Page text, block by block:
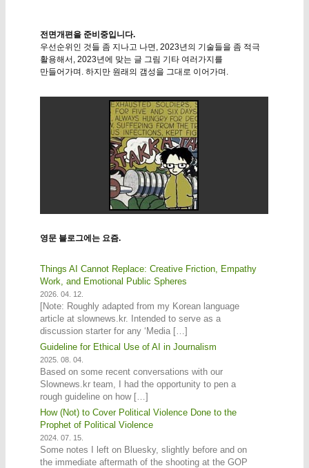
전면개편을 준비중입니다.
우선순위인 것들 좀 지나고 나면, 2023년의 기술들을 좀 적극
활용해서, 2023년에 맞는 글 그림 기타 여러가지를
만들어가며. 하지만 원래의 갬성을 그대로 이어가며.
영문 블로그에는 요즘.
Things AI Cannot Replace: Creative Friction, Empathy
Work, and Emotional Public Spheres
2026. 04. 12.
[Note: Roughly adapted from my Korean language
article at slownews.kr. Intended to serve as a
discussion starter for any ‘Media […]
Guideline for Ethical Use of AI in Journalism
2025. 08. 04.
Based on some recent conversations with our
Slownews.kr team, I had the opportunity to pen a
rough guideline on how […]
How (Not) to Cover Political Violence Done to the
Prophet of Political Violence
2024. 07. 15.
Some notes I left on Bluesky, slightly before and on
the immediate aftermath of the shooting at the GOP